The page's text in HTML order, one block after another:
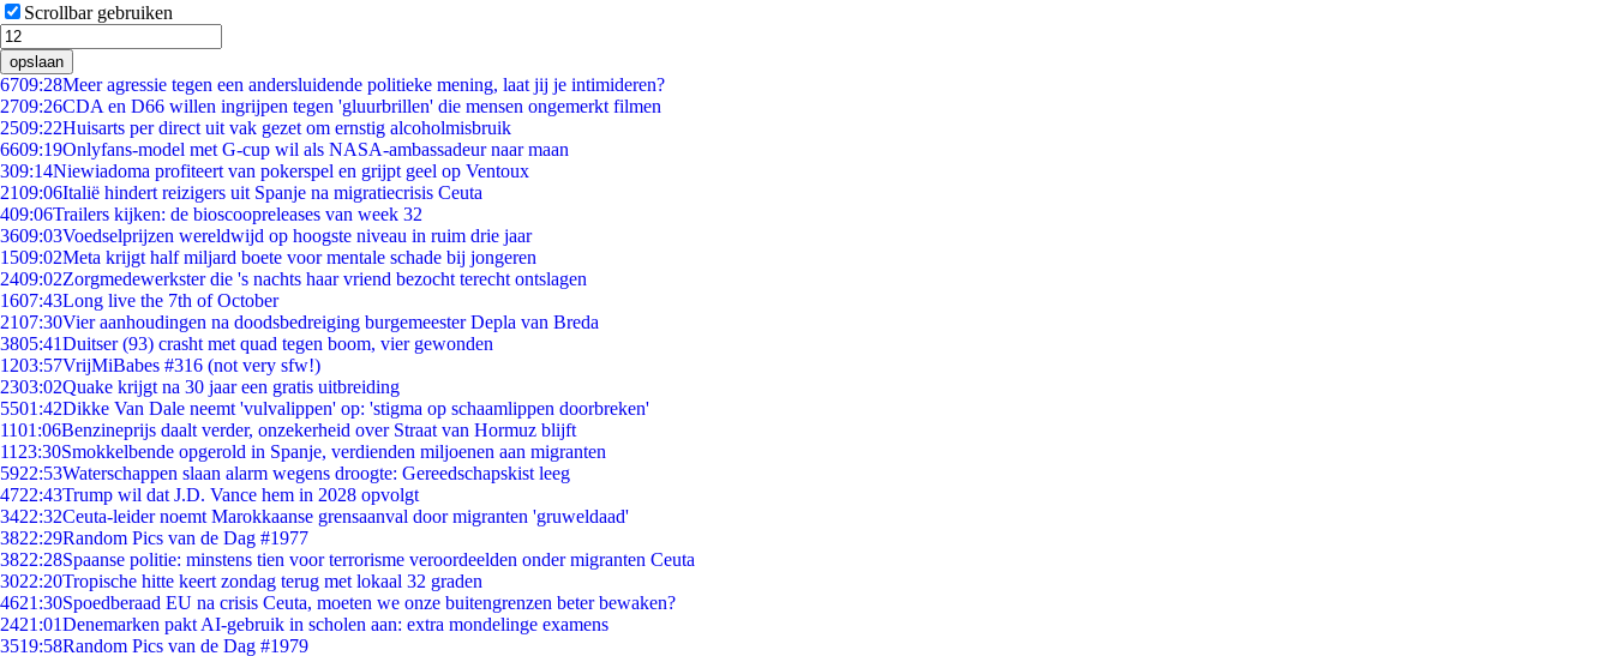
Scrollbar gebruiken
opslaan
6709:28Meer agressie tegen een andersluidende politieke mening, laat jij je intimideren?
2709:26CDA en D66 willen ingrijpen tegen 'gluurbrillen' die mensen ongemerkt filmen
2509:22Huisarts per direct uit vak gezet om ernstig alcoholmisbruik
6609:19Onlyfans-model met G-cup wil als NASA-ambassadeur naar maan
309:14Niewiadoma profiteert van pokerspel en grijpt geel op Ventoux
2109:06Italië hindert reizigers uit Spanje na migratiecrisis Ceuta
409:06Trailers kijken: de bioscoopreleases van week 32
3609:03Voedselprijzen wereldwijd op hoogste niveau in ruim drie jaar
1509:02Meta krijgt half miljard boete voor mentale schade bij jongeren
2409:02Zorgmedewerkster die 's nachts haar vriend bezocht terecht ontslagen
1607:43Long live the 7th of October
2107:30Vier aanhoudingen na doodsbedreiging burgemeester Depla van Breda
3805:41Duitser (93) crasht met quad tegen boom, vier gewonden
1203:57VrijMiBabes #316 (not very sfw!)
2303:02Quake krijgt na 30 jaar een gratis uitbreiding
5501:42Dikke Van Dale neemt 'vulvalippen' op: 'stigma op schaamlippen doorbreken'
1101:06Benzineprijs daalt verder, onzekerheid over Straat van Hormuz blijft
11 23:30Smokkelbende opgerold in Spanje, verdienden miljoenen aan migranten
5922:53Waterschappen slaan alarm wegens droogte: Gereedschapskist leeg
4722:43Trump wil dat J.D. Vance hem in 2028 opvolgt
3422:32Ceuta-leider noemt Marokkaanse grensaanval door migranten 'gruweldaad'
3822:29Random Pics van de Dag #1977
3822:28Spaanse politie: minstens tien voor terrorisme veroordeelden onder migranten Ceuta
3022:20Tropische hitte keert zondag terug met lokaal 32 graden
4621:30Spoedberaad EU na crisis Ceuta, moeten we onze buitengrenzen beter bewaken?
2421:01Denemarken pakt AI-gebruik in scholen aan: extra mondelinge examens
3519:58Random Pics van de Dag #1979